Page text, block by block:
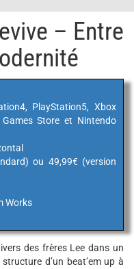
– Entre
PlayStation5, Xbox
Store et Nintendo
ou 49,99€ (version
Works
des frères Lee dans un
d’un beat’em up à